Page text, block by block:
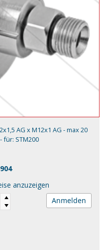
AG x M12x1 AG - max 20
für: STM200
anzuzeigen
Anmelden